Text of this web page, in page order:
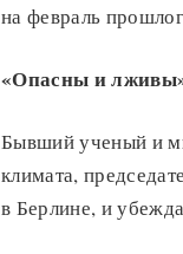
на февраль
«Опасны и
Бывший ученый и
климата,
в Берлине, и